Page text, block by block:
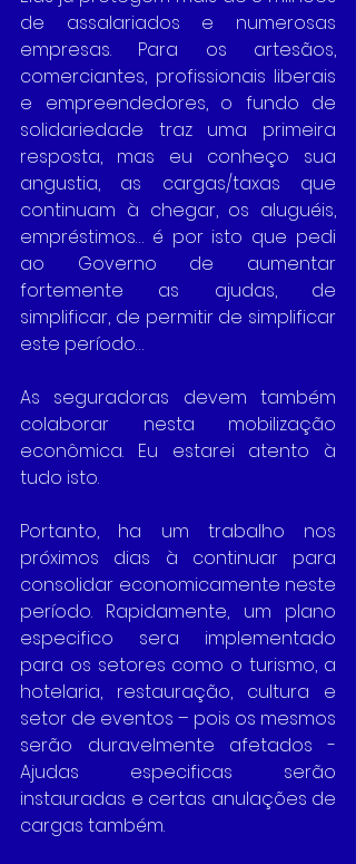
de assalariados e numerosas
empresas. Para os artesãos,
comerciantes, profissionais liberais
e empreendedores, o fundo de
solidariedade traz uma primeira
resposta, mas eu conheço sua
angustia, as cargas/taxas que
continuam à chegar, os aluguéis,
empréstimos… é por isto que pedi
ao Governo de aumentar
fortemente as ajudas, de
simplificar, de permitir de simplificar
este período…
As seguradoras devem também
colaborar nesta mobilização
econômica. Eu estarei atento à
tudo isto.
Portanto, ha um trabalho nos
próximos dias à continuar para
consolidar economicamente neste
período. Rapidamente, um plano
especifico sera implementado
para os setores como o turismo, a
hotelaria, restauração, cultura e
setor de eventos – pois os mesmos
serão duravelmente afetados -
Ajudas especificas serão
instauradas e certas anulações de
cargas também.